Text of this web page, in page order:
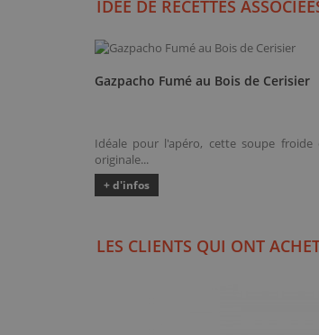
IDÉE DE RECETTES
Gazpacho Fumé au Bois de Cerisier
Idéale pour l'apéro, cette soupe
originale...
+ d'infos
LES CLIENTS QUI ONT